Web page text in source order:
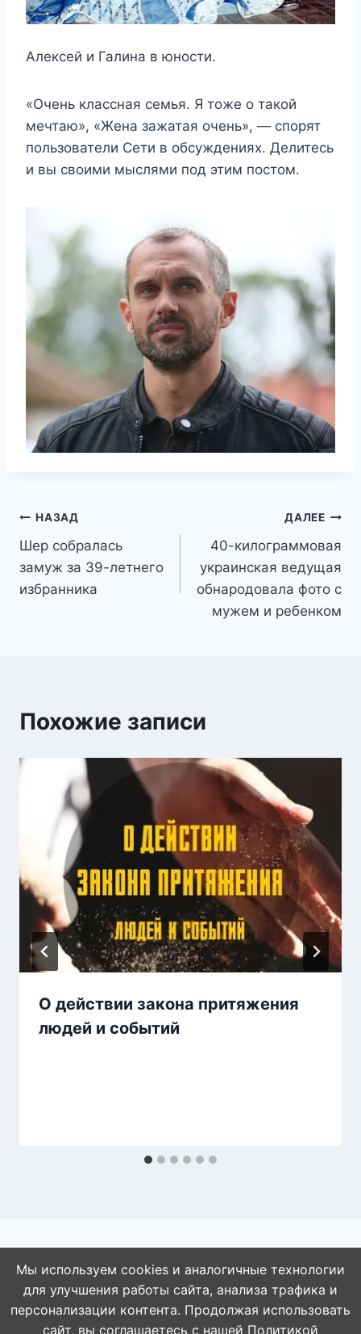
Алексей и Галина в юности.
«Очень классная семья. Я тоже о такой
мечтаю», «Жена зажатая очень», — спорят
пользователи Сети в обсуждениях. Делитесь
и вы своими мыслями под этим постом.
Навигация
по
записям
НАЗАД
Шер собралась
замуж за 39-летнего
избранника
ДАЛЕЕ
40-килограммовая
украинская ведущая
обнародовала фото с
мужем и ребенком
Похожие записи
О действии закона притяжения
людей и событий
© 2026 АбАлдеть!
Мы используем cookies и аналогичные технологии
для улучшения работы сайта, анализа трафика и
персонализации контента. Продолжая использовать
сайт, вы соглашаетесь с нашей Политикой